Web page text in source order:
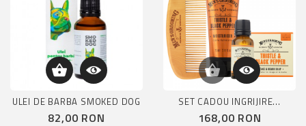
ULEI DE BARBA SMOKED DOG
Pret
82,00 RON
SET CADOU INGRIJIRE...
Pret
168,00 RON